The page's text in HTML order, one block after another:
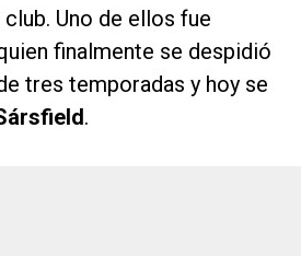
Uno de ellos fue
finalmente se despidió
tres temporadas y hoy se
.